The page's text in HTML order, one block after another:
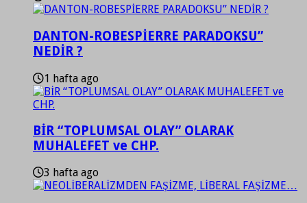
DANTON-ROBESPİERRE PARADOKSU”
NEDİR ?
1 hafta ago
BİR “TOPLUMSAL OLAY” OLARAK
MUHALEFET ve CHP.
3 hafta ago